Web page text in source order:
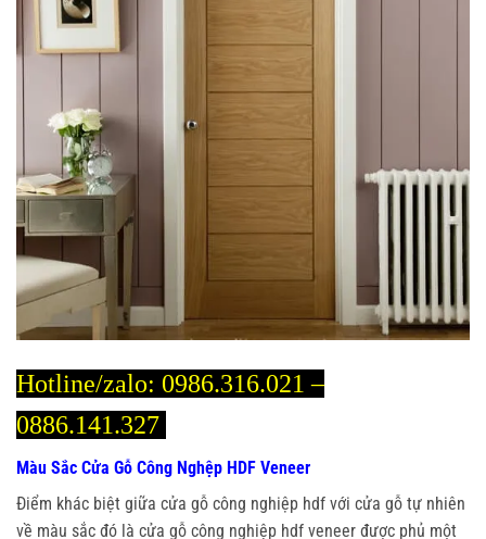
Hotline/zalo: 0986.316.021 –
0886.141.327
Màu Sắc Cửa Gỗ Công Nghệp HDF Veneer
Điểm khác biệt giữa cửa gỗ công nghiệp hdf với cửa gỗ tự nhiên
về màu sắc đó là cửa gỗ công nghiệp hdf veneer được phủ một